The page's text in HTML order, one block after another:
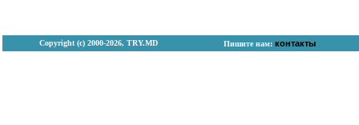
Copyright (с) 2000-2026, TRY.MD Пишите нам: контакты